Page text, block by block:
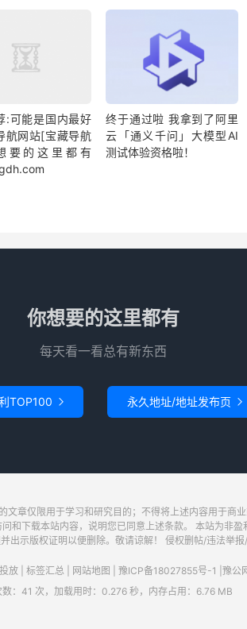
:可能是国内最好
航网站[宝藏导航
要的这里都有
终于通过啦 我拿到了阿里
云「通义千问」大模型AI
测试体验资格啦！
你想要的这里都有
每天看一看总有新东西
TOP100  永久地址/地址发布页 
章仅限用于学习和研究目的；不得将上述内容用于商
和下载本站内容，说明您已同意上述条款。 本站为非
出示版权证明以便删除。敬请谅解！ 侵权删帖/违法举
放 标签汇总 网站地图 豫ICP备18027855号-1 豫公
数：41 次，加载用时：0.276 秒，内存占用：6.76 MB